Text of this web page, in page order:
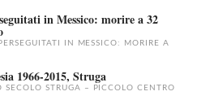
in Messico: morire a 32
IN MESSICO: MORIRE A
1966-2015, Struga
SECOLO STRUGA – PICCOLO CENTRO